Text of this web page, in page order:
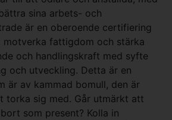
sina arbets- och
är en oberoende certifiering
fattigdom och stärka
och handlingskraft med syfte
och utveckling. Detta är en
är av kammad bomull, den är
torka sig med. Går utmärkt att
som present? Kolla in